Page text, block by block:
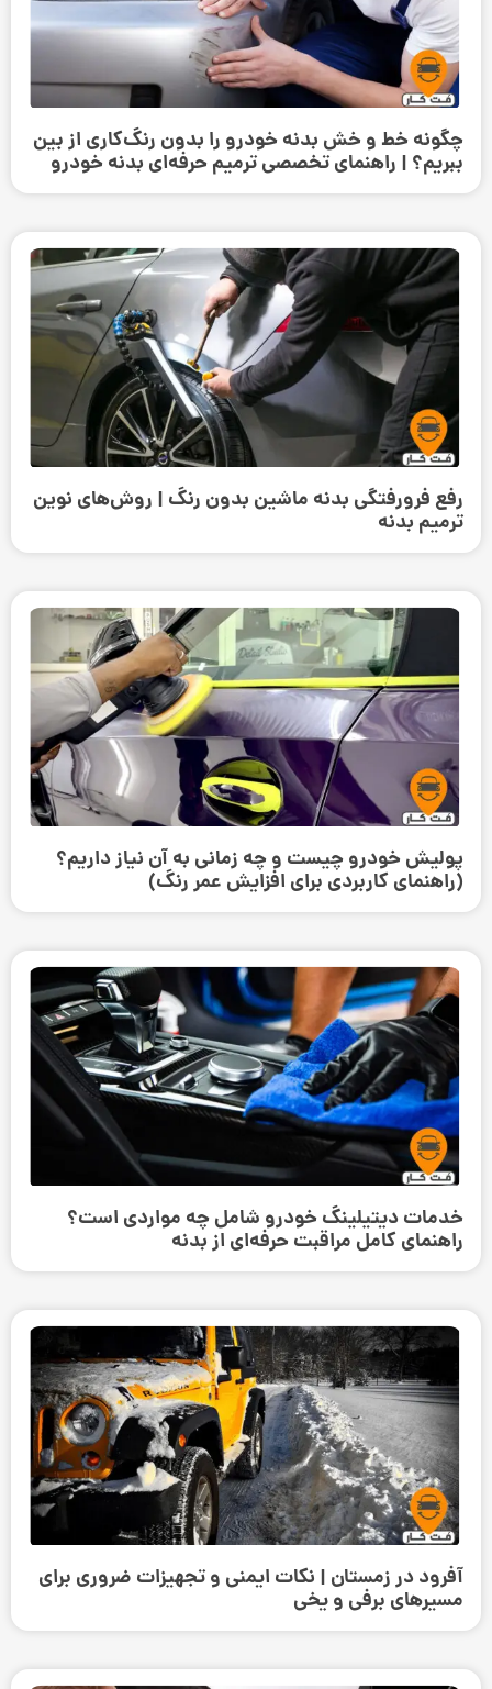
چگونه خط و خش بدنه خودرو را بدون رنگ‌کاری از بین
ببریم؟ | راهنمای تخصصی ترمیم حرفه‌ای بدنه خودرو
رفع فرورفتگی بدنه ماشین بدون رنگ | روش‌های نوین
ترمیم بدنه
پولیش خودرو چیست و چه زمانی به آن نیاز داریم؟
(راهنمای کاربردی برای افزایش عمر رنگ)
خدمات دیتیلینگ خودرو شامل چه مواردی است؟
راهنمای کامل مراقبت حرفه‌ای از بدنه
آفرود در زمستان | نکات ایمنی و تجهیزات ضروری برای
مسیرهای برفی و یخی